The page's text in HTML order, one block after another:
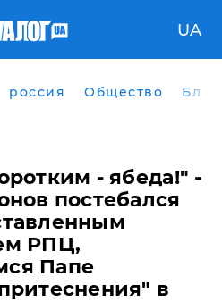
UA
россия Общество
- ябеда!" -
постебался
РПЦ,
Папе
в